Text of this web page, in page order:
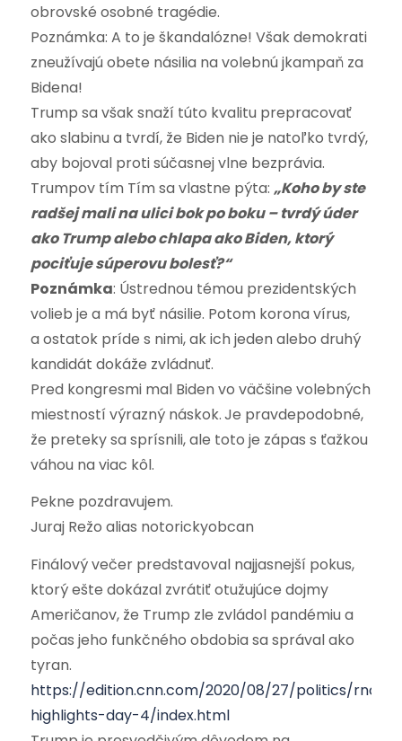
obrovské osobné tragédie.
Poznámka: A to je škandalózne! Však demokrati
zneužívajú obete násilia na volebnú jkampaň za
Bidena!
Trump sa však snaží túto kvalitu prepracovať
ako slabinu a tvrdí, že Biden nie je natoľko tvrdý,
aby bojoval proti súčasnej vlne bezprávia.
Trumpov tím Tím sa vlastne pýta: „Koho by ste
radšej mali na ulici bok po boku – tvrdý úder
ako Trump alebo chlapa ako Biden, ktorý
pociťuje súperovu bolesť?“
Poznámka: Ústrednou témou prezidentských
volieb je a má byť násilie. Potom korona vírus,
a ostatok príde s nimi, ak ich jeden alebo druhý
kandidát dokáže zvládnuť.
Pred kongresmi mal Biden vo väčšine volebných
miestností výrazný náskok.Je pravdepodobné,
že preteky sa sprísnili, ale toto je zápas s ťažkou
váhou na viac kôl.
Pekne pozdravujem.
Juraj Režo alias notorickyobcan
Finálový večer predstavoval najjasnejší pokus,
ktorý ešte dokázal zvrátiť otužujúce dojmy
Američanov, že Trump zle zvládol pandémiu a
počas jeho funkčného obdobia sa správal ako
tyran.
https://edition.cnn.com/2020/08/27/politics/rnc-
highlights-day-4/index.html